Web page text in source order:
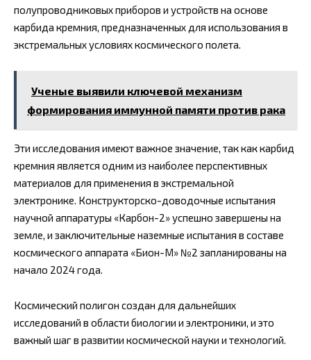
полупроводниковых приборов и устройств на основе
карбида кремния, предназначенных для использования в
экстремальных условиях космического полета.
Ученые выявили ключевой механизм
формирования иммунной памяти против рака
Эти исследования имеют важное значение, так как карбид
кремния является одним из наиболее перспективных
материалов для применения в экстремальной
электронике. Конструкторско-доводочные испытания
научной аппаратуры «Карбон-2» успешно завершены на
земле, и заключительные наземные испытания в составе
космического аппарата «Бион-М» №2 запланированы на
начало 2024 года.
Космический полигон создан для дальнейших
исследований в области биологии и электроники, и это
важный шаг в развитии космической науки и технологий.